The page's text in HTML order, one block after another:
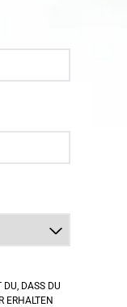
DU, DASS DU
ERHALTEN